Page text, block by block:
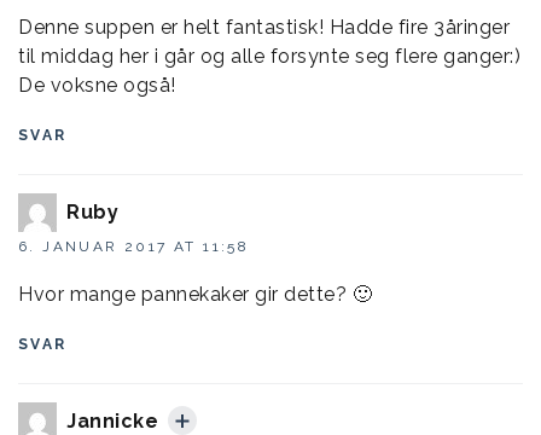
Denne suppen er helt fantastisk! Hadde fire 3åringer
til middag her i går og alle forsynte seg flere ganger:)
De voksne også!
SVAR
Ruby
6. JANUAR 2017 AT 11:58
Hvor mange pannekaker gir dette? 🙂
SVAR
Jannicke